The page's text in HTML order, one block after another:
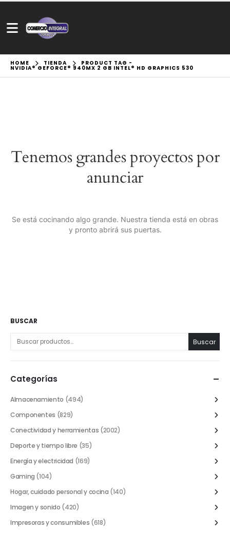
HOME TIENDA PRODUCT TAG -
NVIDIA® GEFORCE® 940MX 2 GB INTEL® HD GRAPHICS 530
Tenemos grandes proyectos por
anunciar
Se está cocinando algo grande. Nuestra tienda está en obras
y pronto abrirá sus puertas.
BUSCAR
Buscar
Categorías
Almacenamiento (494)
Componentes (829)
Conectividad y herramientas (2002)
Deporte y tiempo libre (35)
Energía y electricidad (169)
Gaming (104)
Hogar, cuidado personal y cocina (140)
Imagen y sonido (420)
Impresoras y consumibles (618)